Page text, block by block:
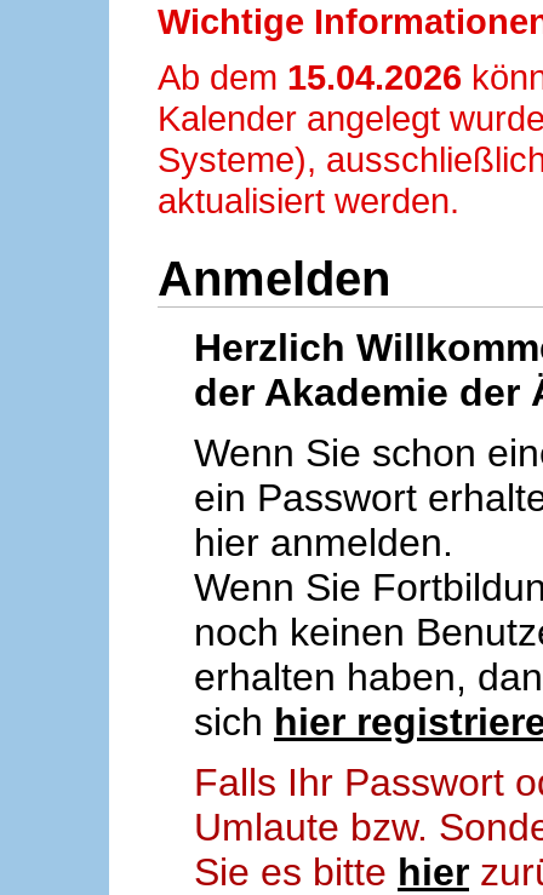
Wichtige
Ab dem 15.04.2026
Kalender angelegt
Systeme),
aktualisiert werden.
Anmelden
Herzlich
der Akademie der
Wenn Sie schon
ein Passwort
hier anmelden.
Wenn Sie
noch keinen
erhalten haben,
sich hier
Falls Ihr Passwort
Umlaute bzw.
Sie es bitte hier